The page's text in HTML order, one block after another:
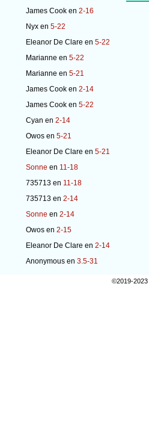
James Cook en 2-16
Nyx en 5-22
Eleanor De Clare en 5-22
Marianne en 5-22
Marianne en 5-21
James Cook en 2-14
James Cook en 5-22
Cyan en 2-14
Owos en 5-21
Eleanor De Clare en 5-21
Sonne en 11-18
735713 en 11-18
735713 en 2-14
Sonne en 2-14
Owos en 2-15
Eleanor De Clare en 2-14
Anonymous en 3.5-31
©2019-2023